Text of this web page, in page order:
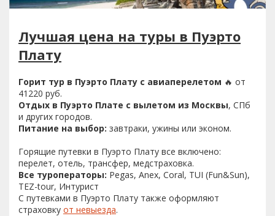
Лучшая цена на туры в Пуэрто
Плату
Горит тур в Пуэрто Плату с авиаперелетом 🔥 от
41220 руб.
Отдых в Пуэрто Плате с вылетом из Москвы, СПб
и других городов.
Питание на выбор: завтраки, ужины или эконом.
Горящие путевки в Пуэрто Плату все включено:
перелет, отель, трансфер, медстраховка.
Все туроператоры: Pegas, Anex, Coral, TUI (Fun&Sun),
TEZ-tour, Интурист
С путевками в Пуэрто Плату также оформляют
страховку от невыезда.